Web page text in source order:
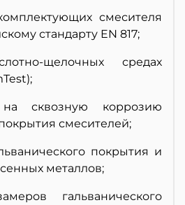
смесителя
стандарту EN 817;
щелочных средах
сквозную коррозию
смесителей;
покрытия и
металлов;
гальванического